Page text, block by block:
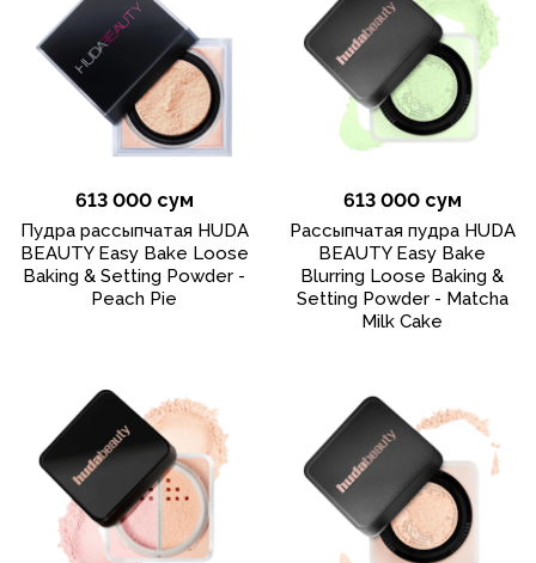
613 000 сум
Пудра рассыпчатая HUDA
BEAUTY Easy Bake Loose
Baking & Setting Powder -
Peach Pie
613 000 сум
Рассыпчатая пудра HUDA
BEAUTY Easy Bake
Blurring Loose Baking &
Setting Powder - Matcha
Milk Cake